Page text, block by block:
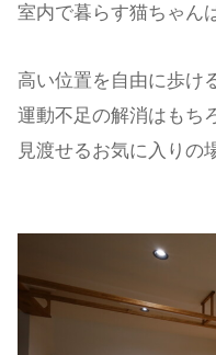
室内で暮らす猫ちゃん
高い位置を自由に歩け
運動不足の解消はもち
見渡せるお気に入りの